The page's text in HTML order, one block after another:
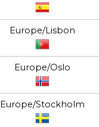
Europe/Lisbon
Europe/Oslo
Europe/Stockholm